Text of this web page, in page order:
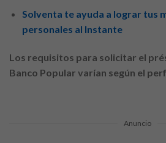
Solventa te ayuda a lograr tus
personales al Instante
Los requisitos para solicitar el
Banco Popular varían según el
Anuncio